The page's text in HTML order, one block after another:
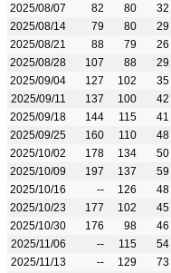
2025/08/07
82 80 32
2025/08/14
79 80 29
2025/08/21
88 79 26
2025/08/28
107 88 29
2025/09/04
127 102 35
2025/09/11
137 100 42
2025/09/18
144 115 41
2025/09/25
160 110 48
2025/10/02
178 134 50
2025/10/09
197 137 59
2025/10/16
-- 126 48
2025/10/23
177 102 45
2025/10/30
176 98 46
2025/11/06
-- 115 54
2025/11/13
-- 129 73